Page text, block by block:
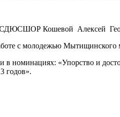
СДЮСШОР Кошевой Алексей
с молодежью
«Упорство и
годов».